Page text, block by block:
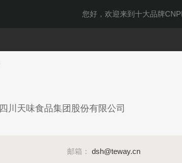
您好，欢迎来到十大品牌
四川天味食品集团股份有限公司
邮箱： dsh@teway.cn